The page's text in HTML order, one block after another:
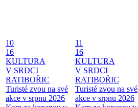
10
16
KULTURA
V SRDCI
RATIBOŘIC
Turisté zvou na své
akce v srpnu 2026
11
16
KULTURA
V SRDCI
RATIBOŘIC
Turisté zvou na své
akce v srpnu 2026